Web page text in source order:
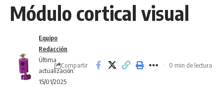
Módulo cortical visual
Última
actualización:
15/01/2025
Equipo
Redacción
Compartir 0 min de lectura